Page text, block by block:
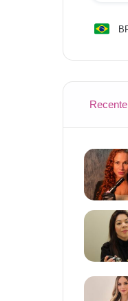
Recente